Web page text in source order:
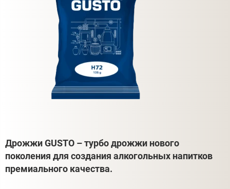
Дрожжи GUSTO – турбо дрожжи нового
поколения для создания алкогольных напитков
премиального качества.